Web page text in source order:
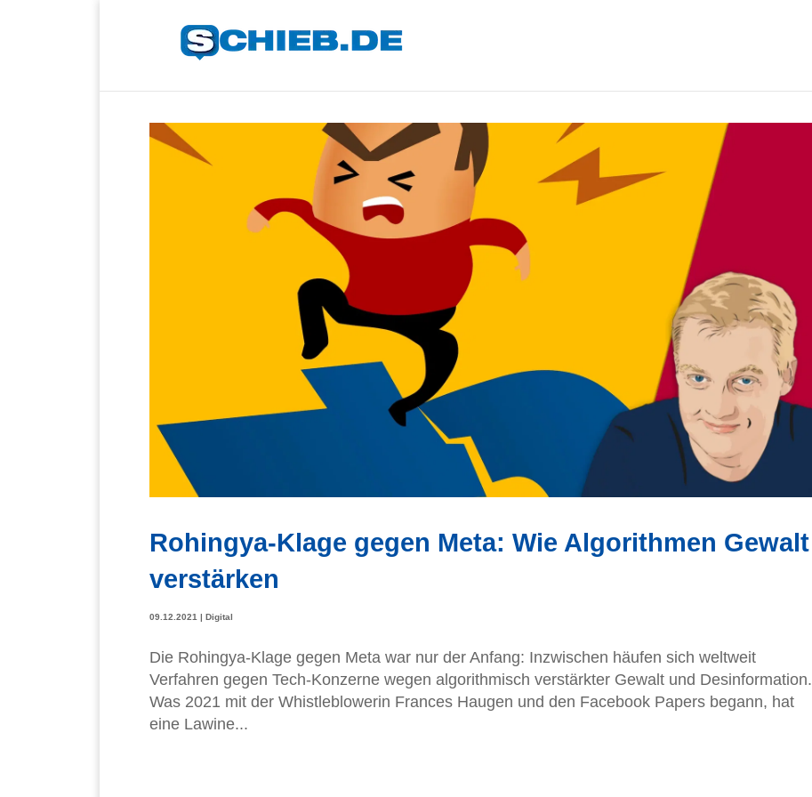
Rohingya-Klage gegen Meta: Wie Algorithmen Gewalt
verstärken
09.12.2021 | Digital
Die Rohingya-Klage gegen Meta war nur der Anfang: Inzwischen häufen sich weltweit
Verfahren gegen Tech-Konzerne wegen algorithmisch verstärkter Gewalt und Desinformation.
Was 2021 mit der Whistleblowerin Frances Haugen und den Facebook Papers begann, hat
eine Lawine...